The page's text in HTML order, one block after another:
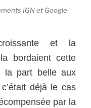
IGN et Google
et la
bordaient cette
la part belle aux
déjà le cas
par la